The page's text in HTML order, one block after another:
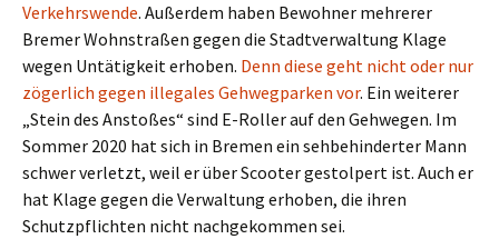
Verkehrswende. Außerdem haben Bewohner mehrerer
Bremer Wohnstraßen gegen die Stadtverwaltung Klage
wegen Untätigkeit erhoben. Denn diese geht nicht oder nur
zögerlich gegen illegales Gehwegparken vor. Ein weiterer
„Stein des Anstoßes“ sind E-Roller auf den Gehwegen. Im
Sommer 2020 hat sich in Bremen ein sehbehinderter Mann
schwer verletzt, weil er über Scooter gestolpert ist. Auch er
hat Klage gegen die Verwaltung erhoben, die ihren
Schutzpflichten nicht nachgekommen sei.